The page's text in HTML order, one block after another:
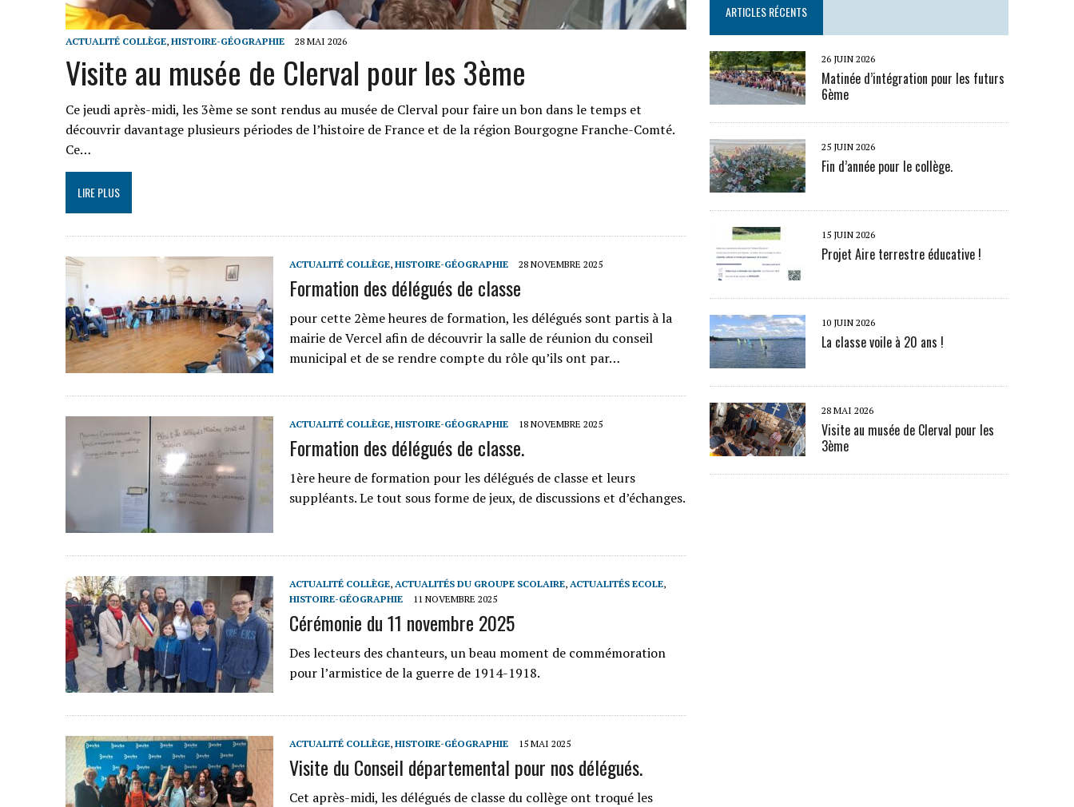
ACTUALITÉ COLLÈGE, HISTOIRE-GÉOGRAPHIE 28 MAI 2026
Visite au musée de Clerval pour les 3ème
Ce jeudi après-midi, les 3ème se sont rendus au musée de Clerval pour faire un bon dans le temps et
découvrir davantage plusieurs périodes de l’histoire de France et de la région Bourgogne Franche-Comté.
Ce…
LIRE PLUS
ACTUALITÉ COLLÈGE, HISTOIRE-GÉOGRAPHIE 28 NOVEMBRE 2025
Formation des délégués de classe
pour cette 2ème heures de formation, les délégués sont partis à la
mairie de Vercel afin de découvrir la salle de réunion du conseil
municipal et de se rendre compte du rôle qu’ils ont par…
ACTUALITÉ COLLÈGE, HISTOIRE-GÉOGRAPHIE 18 NOVEMBRE 2025
Formation des délégués de classe.
1ère heure de formation pour les délégués de classe et leurs
suppléants. Le tout sous forme de jeux, de discussions et d’échanges.
ACTUALITÉ COLLÈGE, ACTUALITÉS DU GROUPE SCOLAIRE, ACTUALITÉS ECOLE,
HISTOIRE-GÉOGRAPHIE
11 NOVEMBRE 2025
Cérémonie du 11 novembre 2025
Des lecteurs des chanteurs, un beau moment de commémoration
pour l’armistice de la guerre de 1914-1918.
ACTUALITÉ COLLÈGE, HISTOIRE-GÉOGRAPHIE 15 MAI 2025
Visite du Conseil départemental pour nos délégués.
Cet après-midi, les délégués de classe du collège ont troqué les
ARTICLES RÉCENTS
26 JUIN 2026
Matinée d’intégration pour les futurs
6ème
25 JUIN 2026
Fin d’année pour le collège.
15 JUIN 2026
Projet Aire terrestre éducative !
10 JUIN 2026
La classe voile à 20 ans !
28 MAI 2026
Visite au musée de Clerval pour les
3ème